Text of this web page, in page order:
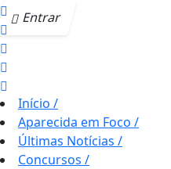
Entrar
Início /
Aparecida em Foco /
Últimas Notícias /
Concursos /